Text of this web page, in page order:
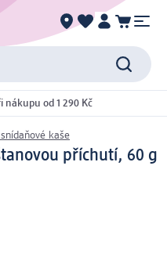
nákupu od 1 290 Kč
kaše
příchutí, 60 g